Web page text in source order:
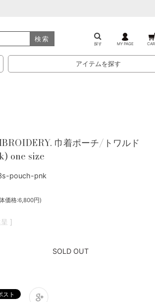
検索
探す MY PAGE
アイテムを探す
巾着ポーチ/トワルド
one size
pouch-pnk
価格:6,800円)
]
SOLD OUT